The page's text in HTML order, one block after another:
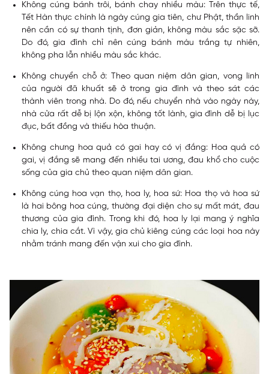
Không cúng bánh trôi, bánh chay nhiều màu: Trên thực tế,
Tết Hàn thực chính là ngày cúng gia tiên, chư Phật, thần linh
nên cần có sự thanh tịnh, đơn giản, không màu sắc sặc sỡ.
Do đó, gia đình chỉ nên cúng bánh màu trắng tự nhiên,
không pha lẫn nhiều màu sắc khác.
Không chuyển chỗ ở:
Theo quan niệm dân gian, vong linh
của người đã khuất sẽ ở trong gia đình và theo sát các
thành viên trong nhà. Do đó, nếu chuyển nhà vào ngày này,
nhà cửa rất dễ bị lộn xộn, không tốt lành, gia đình dễ bị lục
đục, bất đồng và thiếu hòa thuận.
Không chưng hoa quả có gai hay có vị đắng: Hoa quả có
gai, vị đắng sẽ mang đến nhiều tai ương, đau khổ cho cuộc
sống của gia chủ theo quan niệm dân gian.
Không cúng hoa vạn thọ, hoa ly, hoa sứ: Hoa thọ và hoa sứ
là hai bông hoa cúng, thường đại diện cho sự mất mát, đau
thương của gia đình. Trong khi đó, hoa ly lại mang ý nghĩa
chia ly, chia cắt. Vì vậy, gia chủ kiêng cúng các loại hoa này
nhằm tránh mang đến vận xui cho gia đình.